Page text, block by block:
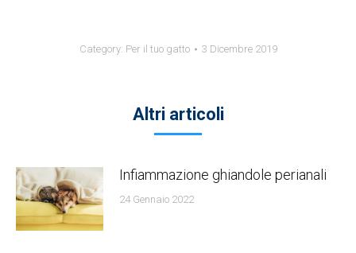
Category: Per il tuo gatto 3 Dicembre 2019
Altri articoli
Infiammazione ghiandole perianali
24 Gennaio 2022